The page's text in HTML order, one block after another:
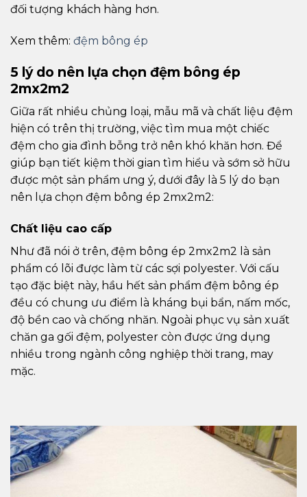
đối tượng khách hàng hơn.
Xem thêm: đệm bông ép
5 lý do nên lựa chọn đệm bông ép
2mx2m2
Giữa rất nhiều chủng loại, mẫu mã và chất liệu đệm
hiện có trên thị trường, việc tìm mua một chiếc
đệm cho gia đình bỗng trở nên khó khăn hơn. Để
giúp bạn tiết kiệm thời gian tìm hiểu và sớm sở hữu
được một sản phẩm ưng ý, dưới đây là 5 lý do bạn
nên lựa chọn đệm bông ép 2mx2m2:
Chất liệu cao cấp
Như đã nói ở trên, đệm bông ép 2mx2m2 là sản
phẩm có lõi được làm từ các sợi polyester. Với cấu
tạo đặc biệt này, hầu hết sản phẩm đệm bông ép
đều có chung ưu điểm là kháng bụi bẩn, nấm mốc,
độ bền cao và chống nhăn. Ngoài phục vụ sản xuất
chăn ga gối đệm, polyester còn được ứng dụng
nhiều trong ngành công nghiệp thời trang, may
mặc.